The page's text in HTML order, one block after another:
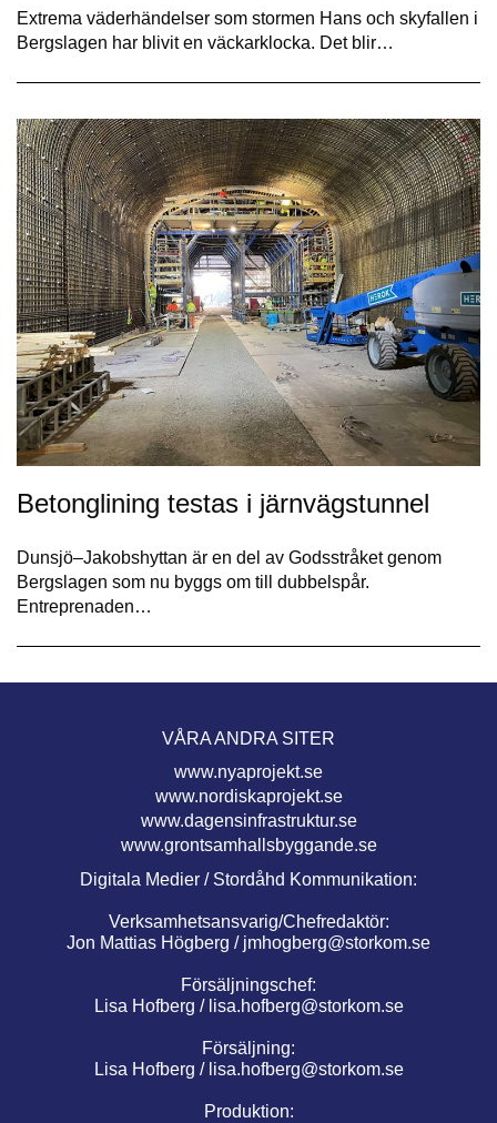
Extrema väderhändelser som stormen Hans och skyfallen i
Bergslagen har blivit en väckarklocka. Det blir…
Betonglining testas i järnvägstunnel
Dunsjö–Jakobshyttan är en del av Godsstråket genom
Bergslagen som nu byggs om till dubbelspår.
Entreprenaden…
VÅRA ANDRA SITER
www.nyaprojekt.se
www.nordiskaprojekt.se
www.dagensinfrastruktur.se
www.grontsamhallsbyggande.se
Digitala Medier / Stordåhd Kommunikation:
Verksamhetsansvarig/Chefredaktör:
Jon Mattias Högberg / jmhogberg@storkom.se
Försäljningschef:
Lisa Hofberg / lisa.hofberg@storkom.se
Försäljning:
Lisa Hofberg / lisa.hofberg@storkom.se
Produktion: